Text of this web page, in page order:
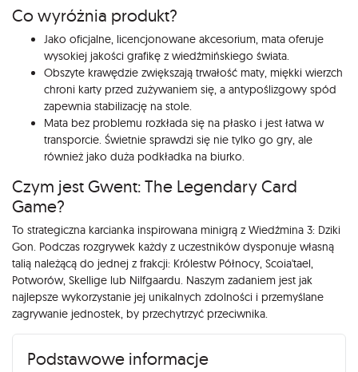
Co wyróżnia produkt?
Jako oficjalne, licencjonowane akcesorium, mata oferuje
wysokiej jakości grafikę z wiedźmińskiego świata.
Obszyte krawędzie zwiększają trwałość maty, miękki wierzch
chroni karty przed zużywaniem się, a antypoślizgowy spód
zapewnia stabilizację na stole.
Mata bez problemu rozkłada się na płasko i jest łatwa w
transporcie. Świetnie sprawdzi się nie tylko go gry, ale
również jako duża podkładka na biurko.
Czym jest Gwent: The Legendary Card
Game?
To strategiczna karcianka inspirowana minigrą z Wiedźmina 3: Dziki
Gon. Podczas rozgrywek każdy z uczestników dysponuje własną
talią należącą do jednej z frakcji: Królestw Północy, Scoia'tael,
Potworów, Skellige lub Nilfgaardu. Naszym zadaniem jest jak
najlepsze wykorzystanie jej unikalnych zdolności i przemyślane
zagrywanie jednostek, by przechytrzyć przeciwnika.
Podstawowe informacje